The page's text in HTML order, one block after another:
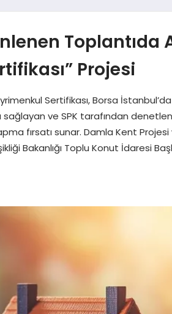
Toplantıda
Projesi
Sertifikası, Borsa
ve SPK tarafından
fırsatı sunar. Damla Kent
Bakanlığı Toplu Konut İdaresi